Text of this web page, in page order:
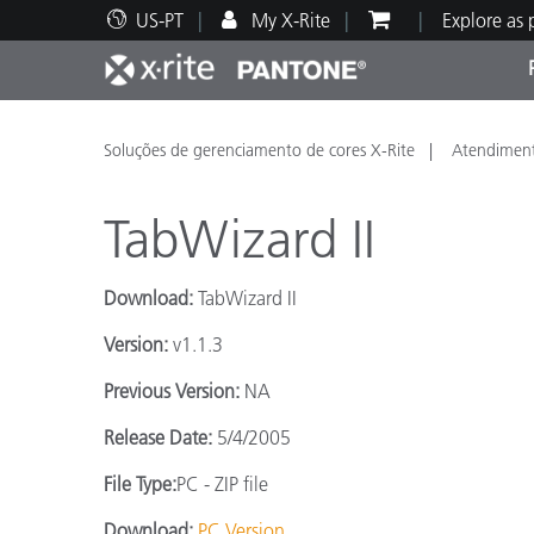
US-PT My X-Rite Explore as
Principais produtos
Impressão e Embalagem
Automotiva
Suporte Técnico
Recursos Educacionais
Soluções de gerenciamento de cores X-Rite
TabWizard II
Download: TabWizard II
Version: v1.1.3
Previous Version: NA
Release Date: 5/4/2005
File Type:PC - ZIP file